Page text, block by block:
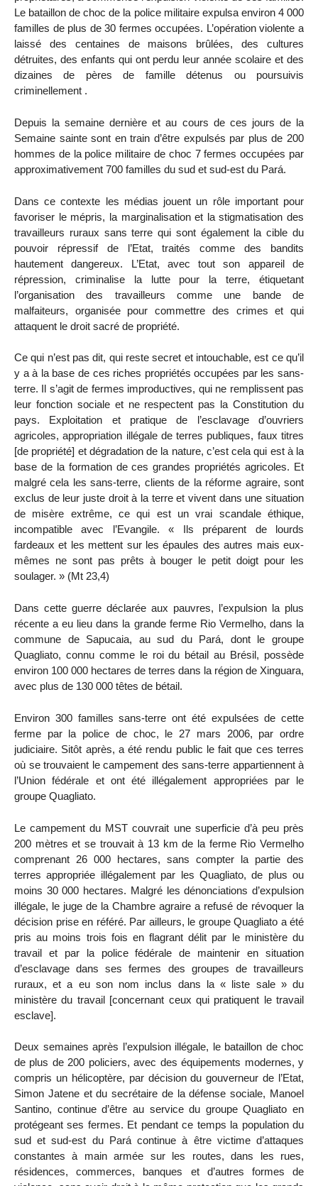
Le bataillon de choc de la police militaire expulsa environ 4 000
familles de plus de 30 fermes occupées. L’opération violente a
laissé des centaines de maisons brûlées, des cultures
détruites, des enfants qui ont perdu leur année scolaire et des
dizaines de pères de famille détenus ou poursuivis
criminellement .
Depuis la semaine dernière et au cours de ces jours de la
Semaine sainte sont en train d’être expulsés par plus de 200
hommes de la police militaire de choc 7 fermes occupées par
approximativement 700 familles du sud et sud-est du Pará.
Dans ce contexte les médias jouent un rôle important pour
favoriser le mépris, la marginalisation et la stigmatisation des
travailleurs ruraux sans terre qui sont également la cible du
pouvoir répressif de l’Etat, traités comme des bandits
hautement dangereux. L’Etat, avec tout son appareil de
répression, criminalise la lutte pour la terre, étiquetant
l’organisation des travailleurs comme une bande de
malfaiteurs, organisée pour commettre des crimes et qui
attaquent le droit sacré de propriété.
Ce qui n’est pas dit, qui reste secret et intouchable, est ce qu’il
y a à la base de ces riches propriétés occupées par les sans-
terre. Il s’agit de fermes improductives, qui ne remplissent pas
leur fonction sociale et ne respectent pas la Constitution du
pays. Exploitation et pratique de l’esclavage d’ouvriers
agricoles, appropriation illégale de terres publiques, faux titres
[de propriété] et dégradation de la nature, c’est cela qui est à la
base de la formation de ces grandes propriétés agricoles. Et
malgré cela les sans-terre, clients de la réforme agraire, sont
exclus de leur juste droit à la terre et vivent dans une situation
de misère extrême, ce qui est un vrai scandale éthique,
incompatible avec l’Evangile. « Ils préparent de lourds
fardeaux et les mettent sur les épaules des autres mais eux-
mêmes ne sont pas prêts à bouger le petit doigt pour les
soulager. » (Mt 23,4)
Dans cette guerre déclarée aux pauvres, l’expulsion la plus
récente a eu lieu dans la grande ferme Rio Vermelho, dans la
commune de Sapucaia, au sud du Pará, dont le groupe
Quagliato, connu comme le roi du bétail au Brésil, possède
environ 100 000 hectares de terres dans la région de Xinguara,
avec plus de 130 000 têtes de bétail.
Environ 300 familles sans-terre ont été expulsées de cette
ferme par la police de choc, le 27 mars 2006, par ordre
judiciaire. Sitôt après, a été rendu public le fait que ces terres
où se trouvaient le campement des sans-terre appartiennent à
l’Union fédérale et ont été illégalement appropriées par le
groupe Quagliato.
Le campement du MST couvrait une superficie d’à peu près
200 mètres et se trouvait à 13 km de la ferme Rio Vermelho
comprenant 26 000 hectares, sans compter la partie des
terres appropriée illégalement par les Quagliato, de plus ou
moins 30 000 hectares. Malgré les dénonciations d’expulsion
illégale, le juge de la Chambre agraire a refusé de révoquer la
décision prise en référé. Par ailleurs, le groupe Quagliato a été
pris au moins trois fois en flagrant délit par le ministère du
travail et par la police fédérale de maintenir en situation
d’esclavage dans ses fermes des groupes de travailleurs
ruraux, et a eu son nom inclus dans la « liste sale » du
ministère du travail [concernant ceux qui pratiquent le travail
esclave].
Deux semaines après l’expulsion illégale, le bataillon de choc
de plus de 200 policiers, avec des équipements modernes, y
compris un hélicoptère, par décision du gouverneur de l’Etat,
Simon Jatene et du secrétaire de la défense sociale, Manoel
Santino, continue d’être au service du groupe Quagliato en
protégeant ses fermes. Et pendant ce temps la population du
sud et sud-est du Pará continue à être victime d’attaques
constantes à main armée sur les routes, dans les rues,
résidences, commerces, banques et d’autres formes de